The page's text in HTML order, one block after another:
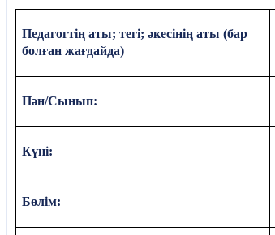
Педагогтің аты; тегі; әкесінің аты (бар
болған жағдайда)
Пән/Сынып:
Күні:
Бөлім: